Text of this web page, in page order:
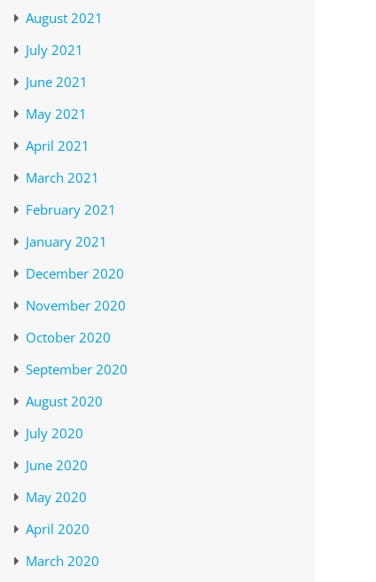
August 2021
July 2021
June 2021
May 2021
April 2021
March 2021
February 2021
January 2021
December 2020
November 2020
October 2020
September 2020
August 2020
July 2020
June 2020
May 2020
April 2020
March 2020